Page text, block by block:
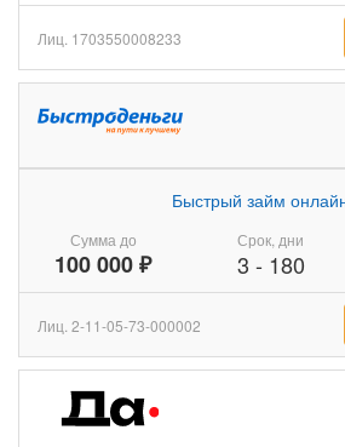
Лиц. 1703550008233
Сумма до
100 000 ₽
Быстрый займ
Срок, дни
3 - 180
Лиц. 2-11-05-73-000002